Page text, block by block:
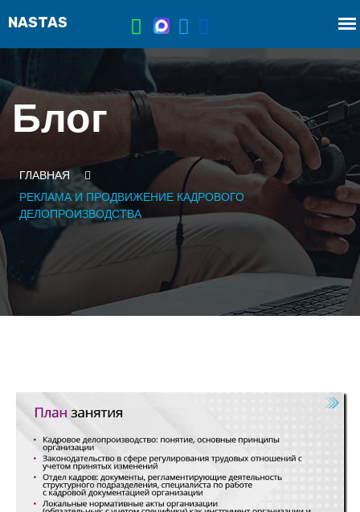
Блог
ГЛАВНАЯ
РЕКЛАМА И ПРОДВИЖЕНИЕ КАДРОВОГО
ДЕЛОПРОИЗВОДСТВА